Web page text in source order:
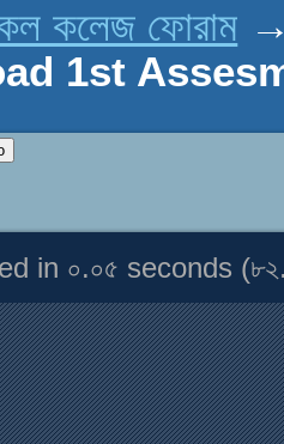
কলেজ ফোরাম
1st
in ০.০৫ seconds